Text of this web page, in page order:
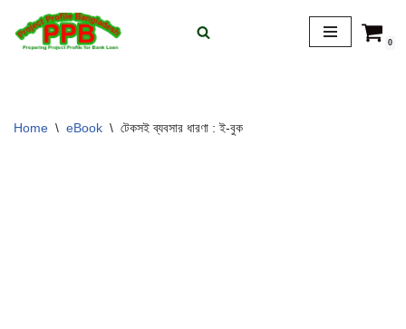
Skip
0
Home \ eBook \ টেকসই ব্যবসার ধারণা : ই-বুক